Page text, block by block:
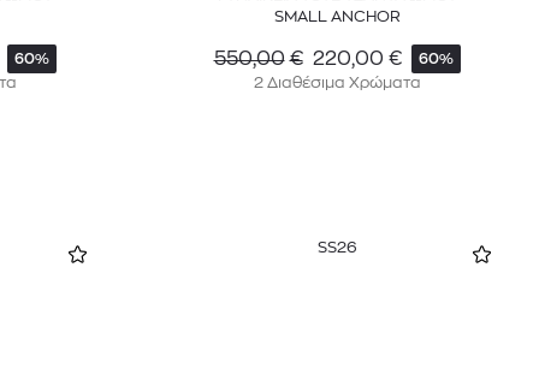
60%
SMALL ANCHOR
550,00 € 220,00 € 60%
2 Διαθέσιμα Χρώματα
SS26